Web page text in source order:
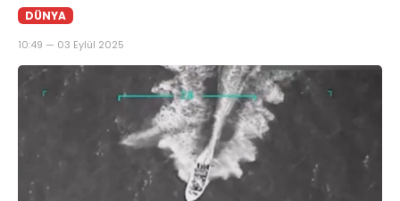
DÜNYA
10:49 — 03 Eylül 2025